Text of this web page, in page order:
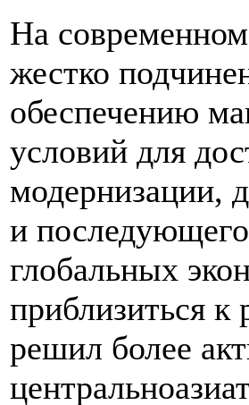
На
жестко
обеспечению
условий для
модернизации,
и
глобальных
приблизиться
решил более